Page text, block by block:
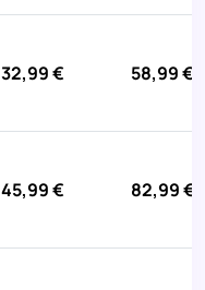
32,99 € 58,99 €
45,99 € 82,99 €